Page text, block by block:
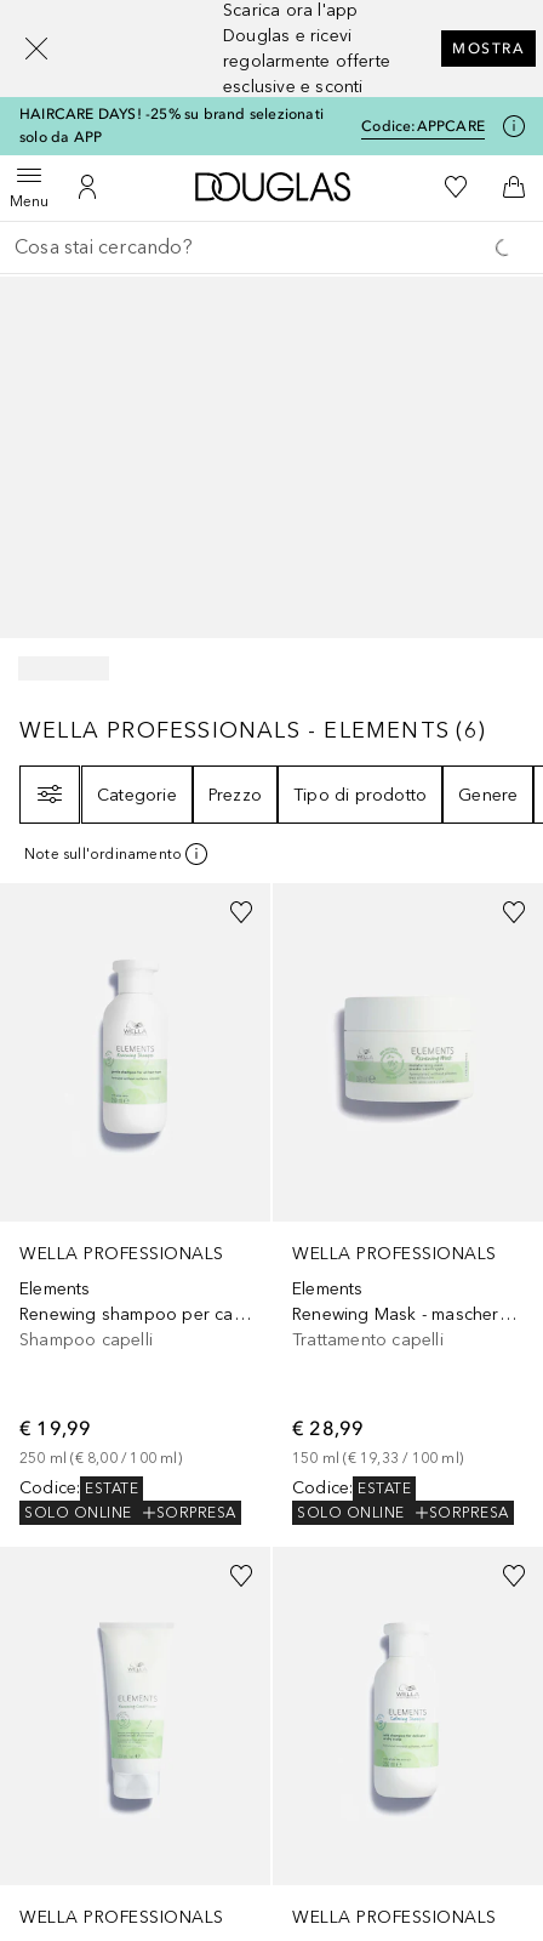
Scarica ora l'app
Douglas e ricevi
regolarmente offerte
esclusive e sconti
MOSTRA
HAIRCARE DAYS! -25% su brand selezionati
solo da APP
Codice:APPCARE
MenuApri menuAl Mio Account
A Douglas HomeAlla Mia
Al
Torna indietro
Esegui ricerca
WELLA PROFESSIONALS - ELEMENTS6
WELLA PROFESSIONALS - ELEMENTS (6)
Categorie
Prezzo Tipo di prodotto Genere
Note sull'ordinamento
WELLA PROFESSIONALS
Elements
Renewing shampoo per capelli
Shampoo capelli
€ 19,99
250 ml (€ 8,00 / 100 ml )
Codice: ESTATE
SOLO ONLINE
SORPRESA
WELLA PROFESSIONALS
Elements
Renewing Mask - maschera per capelli Rigenerante
Trattamento capelli
€ 28,99
150 ml (€ 19,33 / 100 ml )
Codice: ESTATE
SOLO ONLINE
SORPRESA
WELLA PROFESSIONALS
WELLA PROFESSIONALS
[navigation.slideout.screenreader]